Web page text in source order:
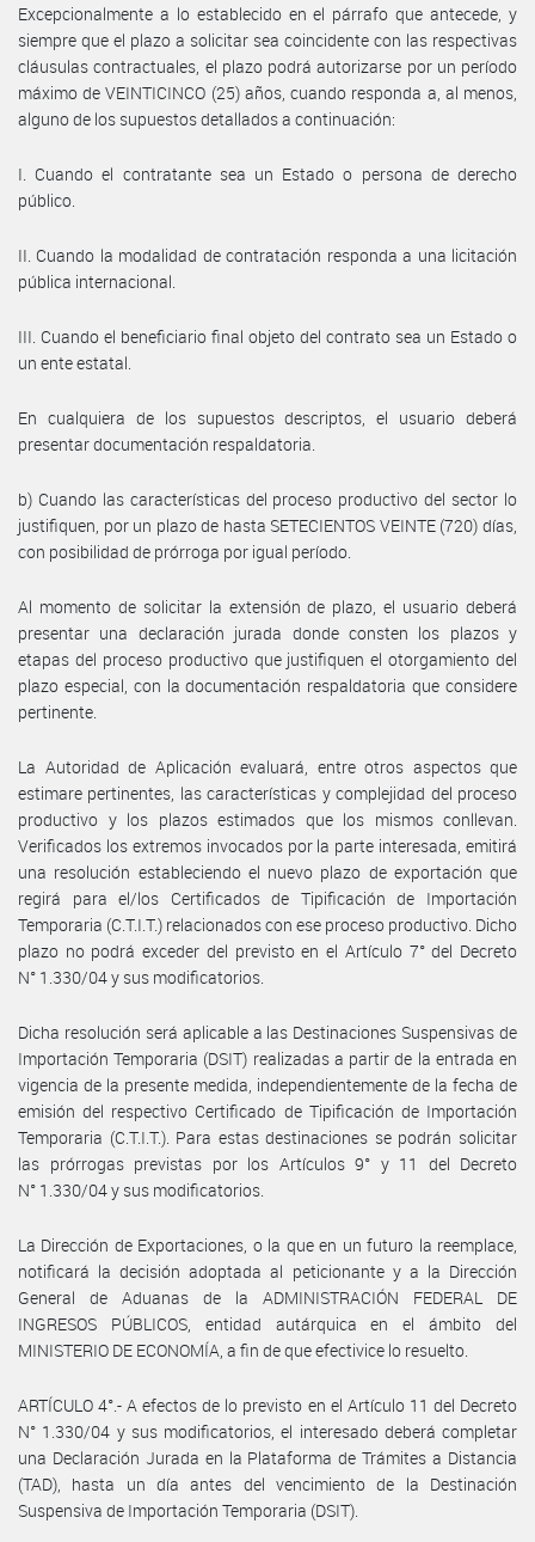
Excepcionalmente a lo establecido en el párrafo que antecede, y
siempre que el plazo a solicitar sea coincidente con las respectivas
cláusulas contractuales, el plazo podrá autorizarse por un período
máximo de VEINTICINCO (25) años, cuando responda a, al menos,
alguno de los supuestos detallados a continuación:
I. Cuando el contratante sea un Estado o persona de derecho
público.
II. Cuando la modalidad de contratación responda a una licitación
pública internacional.
III. Cuando el beneficiario final objeto del contrato sea un Estado o
un ente estatal.
En cualquiera de los supuestos descriptos, el usuario deberá
presentar documentación respaldatoria.
b) Cuando las características del proceso productivo del sector lo
justifiquen, por un plazo de hasta SETECIENTOS VEINTE (720) días,
con posibilidad de prórroga por igual período.
Al momento de solicitar la extensión de plazo, el usuario deberá
presentar una declaración jurada donde consten los plazos y
etapas del proceso productivo que justifiquen el otorgamiento del
plazo especial, con la documentación respaldatoria que considere
pertinente.
La Autoridad de Aplicación evaluará, entre otros aspectos que
estimare pertinentes, las características y complejidad del proceso
productivo y los plazos estimados que los mismos conllevan.
Verificados los extremos invocados por la parte interesada, emitirá
una resolución estableciendo el nuevo plazo de exportación que
regirá para el/los Certificados de Tipificación de Importación
Temporaria (C.T.I.T.) relacionados con ese proceso productivo. Dicho
plazo no podrá exceder del previsto en el Artículo 7° del Decreto
N° 1.330/04 y sus modificatorios.
Dicha resolución será aplicable a las Destinaciones Suspensivas de
Importación Temporaria (DSIT) realizadas a partir de la entrada en
vigencia de la presente medida, independientemente de la fecha de
emisión del respectivo Certificado de Tipificación de Importación
Temporaria (C.T.I.T.). Para estas destinaciones se podrán solicitar
las prórrogas previstas por los Artículos 9° y 11 del Decreto
N° 1.330/04 y sus modificatorios.
La Dirección de Exportaciones, o la que en un futuro la reemplace,
notificará la decisión adoptada al peticionante y a la Dirección
General de Aduanas de la ADMINISTRACIÓN FEDERAL DE
INGRESOS PÚBLICOS, entidad autárquica en el ámbito del
MINISTERIO DE ECONOMÍA, a fin de que efectivice lo resuelto.
ARTÍCULO 4°.- A efectos de lo previsto en el Artículo 11 del Decreto
N° 1.330/04 y sus modificatorios, el interesado deberá completar
una Declaración Jurada en la Plataforma de Trámites a Distancia
(TAD), hasta un día antes del vencimiento de la Destinación
Suspensiva de Importación Temporaria (DSIT).